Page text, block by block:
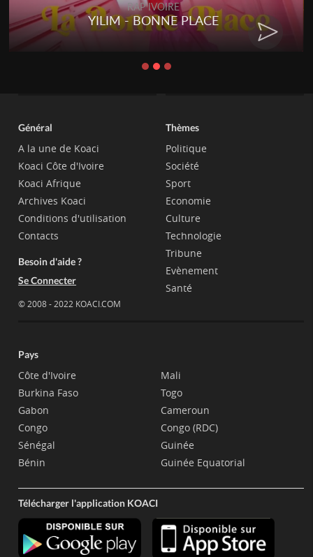
RAP IVOIRE
RENARD BARAKISSA - DOS DE
CHAT
Général
A la une de Koaci
Koaci Côte d'Ivoire
Koaci Afrique
Archives Koaci
Conditions d'utilisation
Contacts
Besoin d'aide ?
Se Connecter
© 2008 - 2022 KOACI.COM
Thèmes
Politique
Société
Sport
Economie
Culture
Technologie
Tribune
Evènement
Santé
Pays
Côte d'Ivoire
Burkina Faso
Gabon
Congo
Sénégal
Bénin
Mali
Togo
Cameroun
Congo (RDC)
Guinée
Guinée Equatorial
Télécharger l'application KOACI